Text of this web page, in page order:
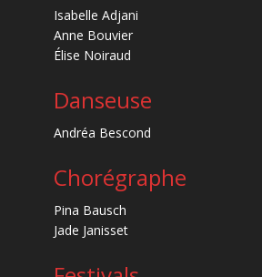
Isabelle Adjani
Anne Bouvier
Élise Noiraud
Danseuse
Andréa Bescond
Chorégraphe
Pina Bausch
Jade Janisset